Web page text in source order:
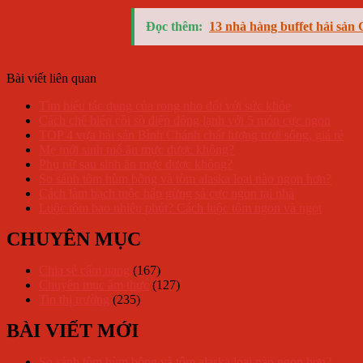
Đọc thêm: 13 nhà hàng buffet hải sản
Bài viết liên quan
CHUYÊN MỤC
(167)
(127)
(235)
BÀI VIẾT MỚI